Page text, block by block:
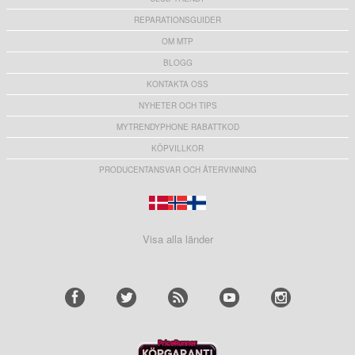
REPARATIONSGUIDER
OM MTP
BLOGG
KONTAKTA OSS
NYHETER OCH TIPS
MYTRENDYPHONE RABATTKOD
KÖPVILLKOR
PRODUCENTANSVAR OCH ÅTERVINNING
Visa alla länder